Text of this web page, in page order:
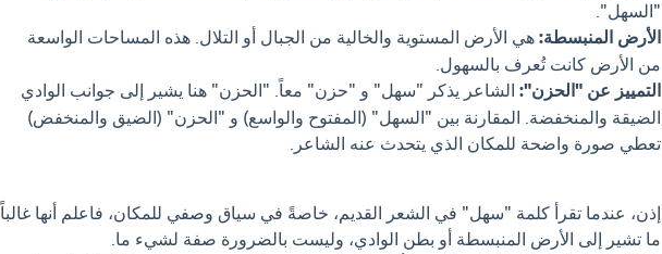
"السهل".
الأرض المنبسطة: هي الأرض المستوية والخالية من الجبال أو التلال. هذه المساحات الواسعة
من الأرض كانت تُعرف بالسهول.
التمييز عن "الحزن": الشاعر يذكر "سهل" و "حزن" معاً. "الحزن" هنا يشير إلى جوانب الوادي
الضيقة والمنخفضة. المقارنة بين "السهل" (المفتوح والواسع) و "الحزن" (الضيق والمنخفض)
تعطي صورة واضحة للمكان الذي يتحدث عنه الشاعر.
إذن، عندما تقرأ كلمة "سهل" في الشعر القديم، خاصةً في سياق وصفي للمكان، فاعلم أنها غالباً
ما تشير إلى الأرض المنبسطة أو بطن الوادي، وليست بالضرورة صفة لشيء ما.